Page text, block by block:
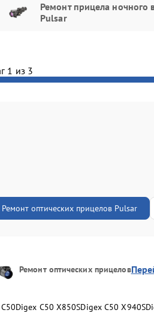
Ремонт прицела ночного
Pulsar
1 из 3
Ремонт оптических прицелов Pulsar
Ремонт оптических прицелов
Digex C50 X850SDigex C50 X940S